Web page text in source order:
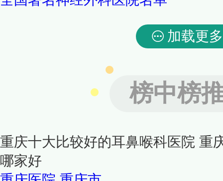
加载更多
榜中榜
重庆十大比较好的耳鼻喉科医院 重
哪家好